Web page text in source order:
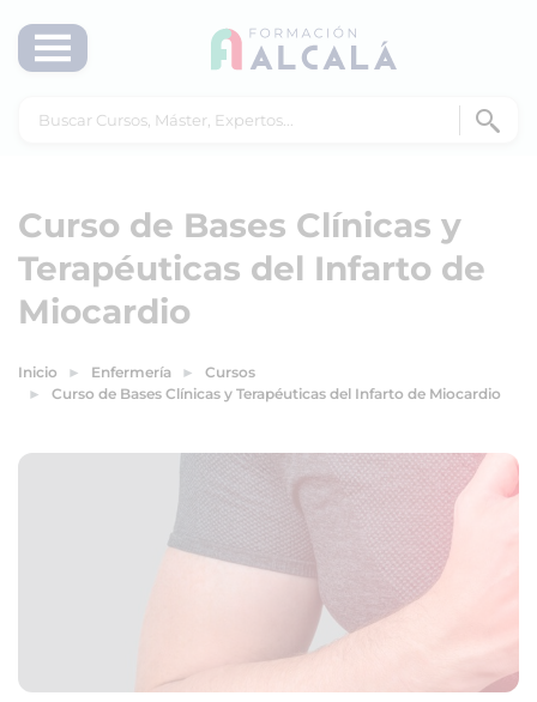
Curso de Bases Clínicas y
Terapéuticas del Infarto de
Miocardio
Inicio Enfermería
Cursos
Curso de Bases Clínicas y Terapéuticas del Infarto de Miocardio